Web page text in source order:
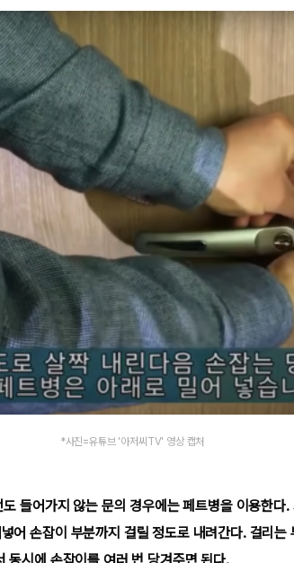
*사진=유튜브 '아저씨TV' 영상 캡처
들어가지 않는 문의 경우에는 페트병을 이용한
어 손잡이 부분까지 걸릴 정도로 내려간다. 걸리는